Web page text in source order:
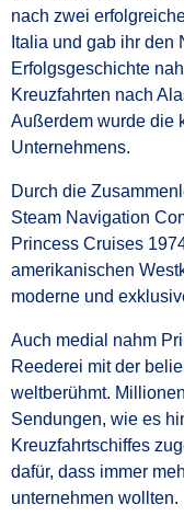
nach zwei
Italia und gab ihr den
Erfolgsgeschichte
Kreuzfahrten nach
Außerdem wurde die
Unternehmens.
Durch die
Steam Navigation
Princess Cruises
amerikanischen
moderne und
Auch medial nahm
Reederei mit der
weltberühmt.
Sendungen, wie es
Kreuzfahrtschiffes
dafür, dass immer
unternehmen wollten.